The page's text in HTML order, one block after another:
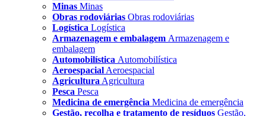
Minas Minas
Obras rodoviárias Obras rodoviárias
Logística Logística
Armazenagem e embalagem Armazenagem e
embalagem
Automobilística Automobilística
Aeroespacial Aeroespacial
Agricultura Agricultura
Pesca Pesca
Medicina de emergência Medicina de emergência
Gestão, recolha e tratamento de resíduos Gestão,